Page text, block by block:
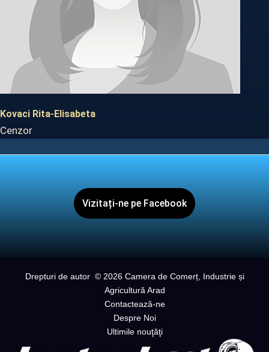
Kovaci Rita-Elisabeta
Cenzor
Vizitați-ne pe Facebook
Drepturi de autor © 2026 Camera de Comerț, Industrie și
Agricultură Arad
Contactează-ne
Despre Noi
Ultimile nouţăţi